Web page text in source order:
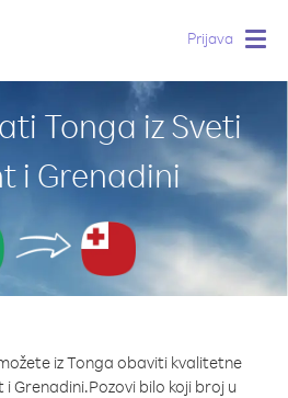
Prijava
Tonga iz Sveti
i Grenadini
iz Tonga obaviti kvalitetne
i Grenadini.Pozovi bilo koji broj u